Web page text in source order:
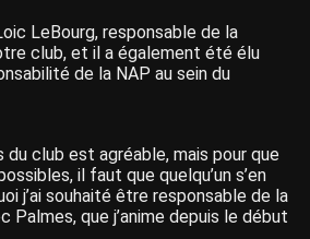
LeBourg, responsable de la
club, et il a également été élu
de la NAP au sein du
club est agréable, mais pour que
il faut que quelqu’un s’en
j’ai souhaité être responsable de la
Palmes, que j’anime depuis le début